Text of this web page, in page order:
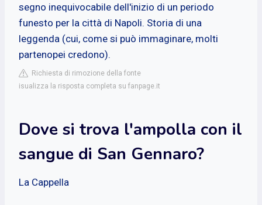
segno inequivocabile dell'inizio di un periodo
funesto per la città di Napoli. Storia di una
leggenda (cui, come si può immaginare, molti
partenopei credono).
Richiesta di rimozione della fonte
isualizza la risposta completa su fanpage.it
Dove si trova l'ampolla con il
sangue di San Gennaro?
La Cappella